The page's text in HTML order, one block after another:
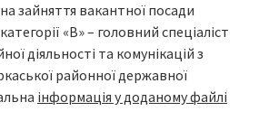
зайняття вакантної посади
«В» – головний спеціаліст
діяльності та комунікацій з
районної державної
інформація у доданому файлі